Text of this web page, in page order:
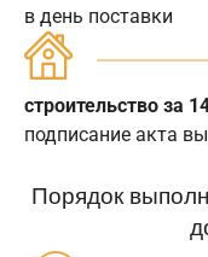
в день поставки
строительство за
подписание акта
Порядок